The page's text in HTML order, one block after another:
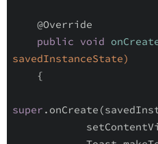
@Override
public void
savedInstanceState)
{
super